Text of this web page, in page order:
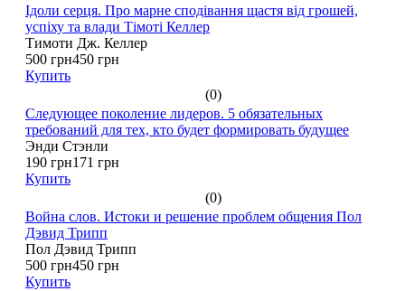
Ідоли серця. Про марне сподівання щастя від грошей,
успіху та влади Тімоті Келлер
Тимоти Дж. Келлер
500 грн450 грн
Купить
(0)
Следующее поколение лидеров. 5 обязательных
требований для тех, кто будет формировать будущее
Энди Стэнли
190 грн171 грн
Купить
(0)
Война слов. Истоки и решение проблем общения Пол
Дэвид Трипп
Пол Дэвид Трипп
500 грн450 грн
Купить